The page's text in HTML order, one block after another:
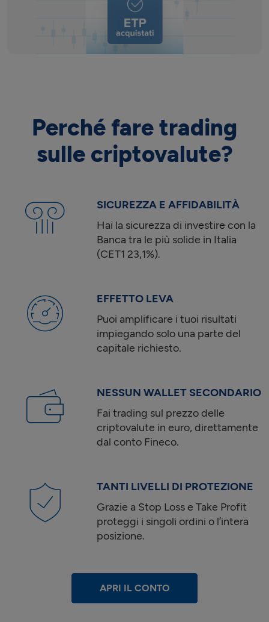
Perché fare trading
sulle criptovalute?
SICUREZZA E AFFIDABILITÀ
Hai la sicurezza di investire con la
Banca tra le più solide in Italia
(CET123,1%).
EFFETTO LEVA
Puoi amplificare i tuoi risultati
impiegando solo una parte del
capitale richiesto.
NESSUN WALLET SECONDARIO
Fai trading sul prezzo delle
criptovalute in euro, direttamente
dal conto Fineco.
TANTI LIVELLI DI PROTEZIONE
Grazie a Stop Loss e Take Profit
proteggi i singoli ordini o l’intera
posizione.
APRI IL CONTO